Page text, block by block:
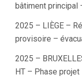
bâtiment principal
2025 – LIÈGE –
provisoire –
2025 –
HT – Phase projet